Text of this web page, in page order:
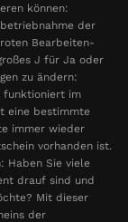
können:
der
Bearbeiten-
J für Ja oder
zu ändern:
funktioniert im
eine bestimmte
immer wieder
vorhanden ist.
Haben Sie viele
drauf sind und
Mit dieser
der